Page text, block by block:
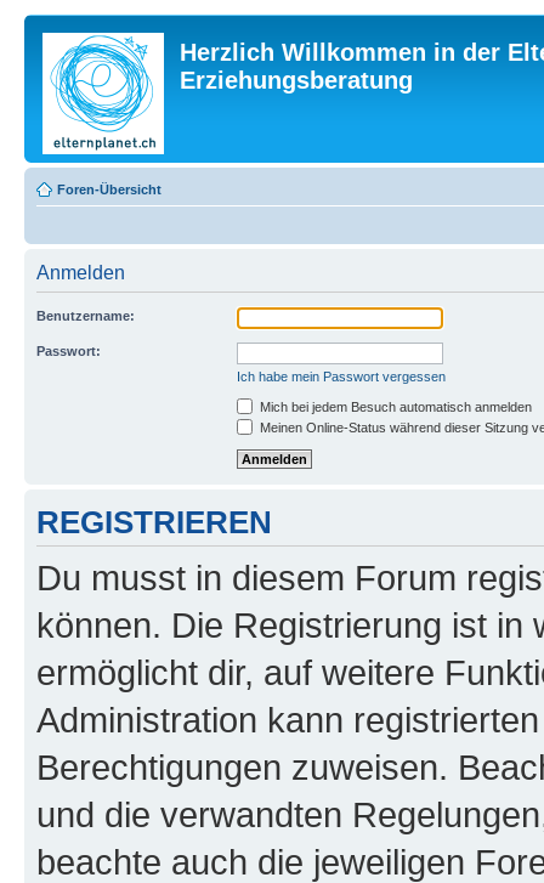
Herzlich Willkommen in der
Erziehungsberatung
Foren-Übersicht
Anmelden
Benutzername:
Passwort:
Ich habe mein Passwort vergessen
Mich bei jedem Besuch automatisch anmelden
Meinen Online-Status während dieser Sitzung
REGISTRIEREN
Du musst in diesem Forum
können. Die Registrierung ist in
ermöglicht dir, auf weitere
Administration kann
Berechtigungen zuweisen.
und die verwandten
beachte auch die jeweiligen